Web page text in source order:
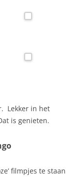
Lekker in het
is genieten.
filmpjes te staan